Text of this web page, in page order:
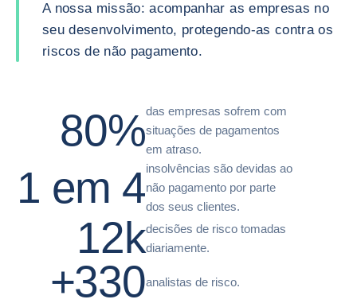
A nossa missão: acompanhar as empresas no
seu desenvolvimento, protegendo-as contra os
riscos de não pagamento.
80%das empresas sofrem com
situações de pagamentos
em atraso.
1 em 4insolvências são devidas ao
não pagamento por parte
dos seus clientes.
12kdecisões de risco tomadas
diariamente.
+330analistas de risco.